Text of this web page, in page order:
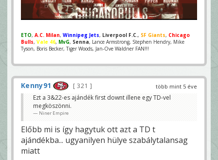
ETO, A.C. Milan, Winnipeg Jets, Liverpool F.C., SF Giants, Chicago
Bulls, Vale 46, MvG, Senna, Lance Armstrong, Stephen Hendry, Mike
Tyson, Boris Becker, Tiger Woods, Jan-Ove Waldner FAN!!!
több mint 5 éve
Kenny91
321
Ezt a 3&22-es ajándék first downt illene egy TD-vel
megköszönni.
Niner Empire
Előbb mi is így hagytuk ott azt a TD t
ajándékba... ugyanilyen hülye szabálytalansag
miatt